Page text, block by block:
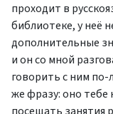
проходит в
библиотеке, у неё
дополнительные
и он со мной
говорить с ним по-
же фразу: оно тебе